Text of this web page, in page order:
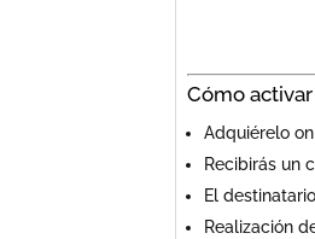
Cómo
Adquiérelo
Recibirás un
El
Realización